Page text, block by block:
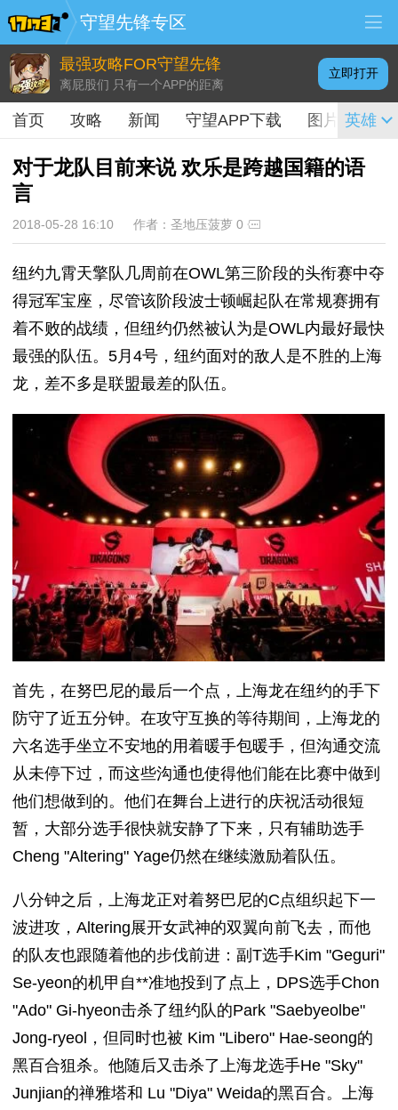
守望先锋专区
最强攻略FOR守望先锋
离屁股们 只有一个APP的距离
立即打开
首页 攻略 新闻 守望APP下载 图片 视频
英雄
对于龙队目前来说 欢乐是跨越国籍的语
言
2018-05-28 16:10 作者：圣地压菠萝 0
纽约九霄天擎队几周前在OWL第三阶段的头衔赛中夺
得冠军宝座，尽管该阶段波士顿崛起队在常规赛拥有
着不败的战绩，但纽约仍然被认为是OWL内最好最快
最强的队伍。5月4号，纽约面对的敌人是不胜的上海
龙，差不多是联盟最差的队伍。
首先，在努巴尼的最后一个点，上海龙在纽约的手下
防守了近五分钟。在攻守互换的等待期间，上海龙的
六名选手坐立不安地的用着暖手包暖手，但沟通交流
从未停下过，而这些沟通也使得他们能在比赛中做到
他们想做到的。他们在舞台上进行的庆祝活动很短
暂，大部分选手很快就安静了下来，只有辅助选手
Cheng "Altering" Yage仍然在继续激励着队伍。
八分钟之后，上海龙正对着努巴尼的C点组织起下一
波进攻，Altering展开女武神的双翼向前飞去，而他
的队友也跟随着他的步伐前进：副T选手Kim "Geguri"
Se-yeon的机甲自**准地投到了点上，DPS选手Chon
"Ado" Gi-hyeon击杀了纽约队的Park "Saebyeolbe"
Jong-ryeol，但同时也被 Kim "Libero" Hae-seong的
黑百合狙杀。他随后又击杀了上海龙选手He "Sky"
Junjian的禅雅塔和 Lu "Diya" Weida的黑百合。上海